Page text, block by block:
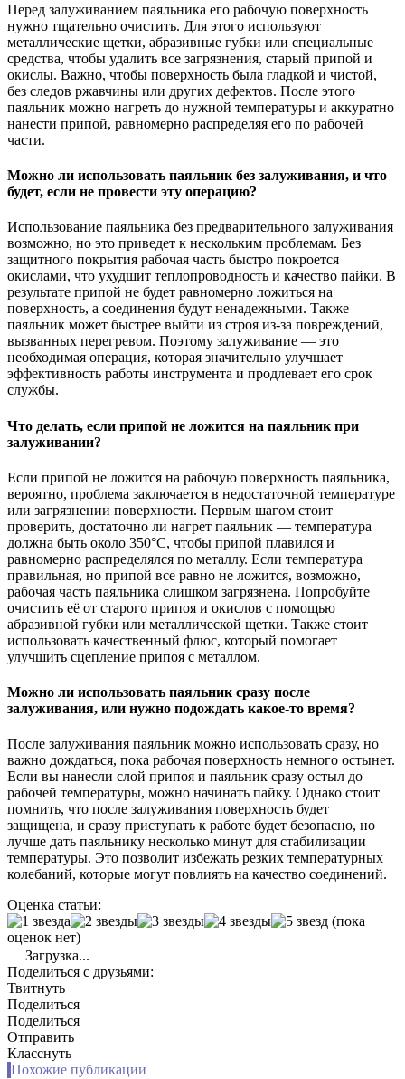
Перед залуживанием паяльника его рабочую поверхность
нужно тщательно очистить. Для этого используют
металлические щетки, абразивные губки или специальные
средства, чтобы удалить все загрязнения, старый припой и
окислы. Важно, чтобы поверхность была гладкой и чистой,
без следов ржавчины или других дефектов. После этого
паяльник можно нагреть до нужной температуры и аккуратно
нанести припой, равномерно распределяя его по рабочей
части.
Можно ли использовать паяльник без залуживания, и что
будет, если не провести эту операцию?
Использование паяльника без предварительного залуживания
возможно, но это приведет к нескольким проблемам. Без
защитного покрытия рабочая часть быстро покроется
окислами, что ухудшит теплопроводность и качество пайки. В
результате припой не будет равномерно ложиться на
поверхность, а соединения будут ненадежными. Также
паяльник может быстрее выйти из строя из-за повреждений,
вызванных перегревом. Поэтому залуживание — это
необходимая операция, которая значительно улучшает
эффективность работы инструмента и продлевает его срок
службы.
Что делать, если припой не ложится на паяльник при
залуживании?
Если припой не ложится на рабочую поверхность паяльника,
вероятно, проблема заключается в недостаточной температуре
или загрязнении поверхности. Первым шагом стоит
проверить, достаточно ли нагрет паяльник — температура
должна быть около 350°C, чтобы припой плавился и
равномерно распределялся по металлу. Если температура
правильная, но припой все равно не ложится, возможно,
рабочая часть паяльника слишком загрязнена. Попробуйте
очистить её от старого припоя и окислов с помощью
абразивной губки или металлической щетки. Также стоит
использовать качественный флюс, который помогает
улучшить сцепление припоя с металлом.
Можно ли использовать паяльник сразу после
залуживания, или нужно подождать какое-то время?
После залуживания паяльник можно использовать сразу, но
важно дождаться, пока рабочая поверхность немного остынет.
Если вы нанесли слой припоя и паяльник сразу остыл до
рабочей температуры, можно начинать пайку. Однако стоит
помнить, что после залуживания поверхность будет
защищена, и сразу приступать к работе будет безопасно, но
лучше дать паяльнику несколько минут для стабилизации
температуры. Это позволит избежать резких температурных
колебаний, которые могут повлиять на качество соединений.
Оценка статьи:
(пока
оценок нет)
Загрузка...
Поделиться с друзьями:
Твитнуть
Поделиться
Поделиться
Отправить
Класснуть
Похожие публикации